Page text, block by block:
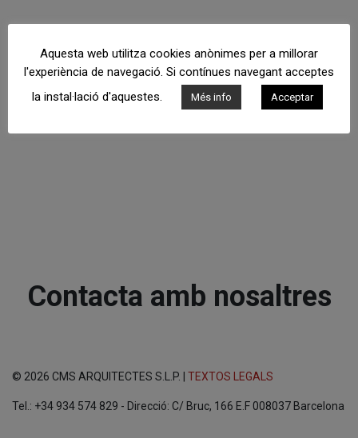
Contacta amb nosaltres
© 2026 CMS ARQUITECTES S.L.P. | TEXTOS LEGALS
Tel.: +34 934 574 829 - Direcció: C/ Bruc, 166 E.F 008037 Barcelona
Aquesta web utilitza cookies anònimes per a millorar
l'experiència de navegació. Si contínues navegant acceptes
la instal·lació d'aquestes.
Més info Acceptar